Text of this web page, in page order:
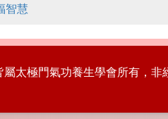
智慧
屬太極門氣功養生學會所有